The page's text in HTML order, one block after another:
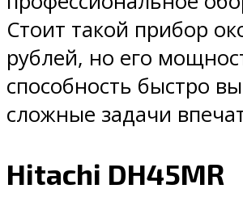
Стоит такой прибор
рублей, но его
способность быстро
сложные задачи
Hitachi DH45MR